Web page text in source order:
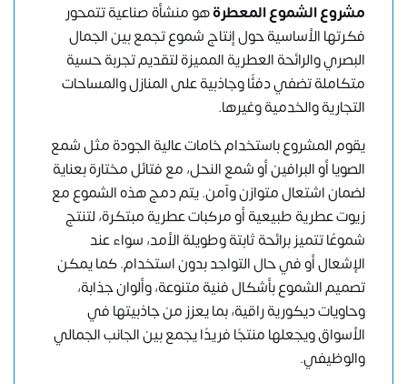
مشروع الشموع المعطرةهو منشأة صناعية تتمحور
فكرتها الأساسية حول إنتاج شموع تجمع بين الجمال
البصري والرائحة العطرية المميزة لتقديم تجربة حسية
متكاملة تضفي دفئًا وجاذبية على المنازل والمساحات
التجارية والخدمية وغيرها.
يقوم المشروع باستخدام خامات عالية الجودة مثل شمع
الصويا أو البرافين أو شمع النحل، مع فتائل مختارة بعناية
لضمان اشتعال متوازن وآمن. يتم دمج هذه الشموع مع
زيوت عطرية طبيعية أو مركبات عطرية مبتكرة، لتنتج
شموعًا تتميز برائحة ثابتة وطويلة الأمد، سواء عند
الإشعال أو في حال التواجد بدون استخدام. كما يمكن
تصميم الشموع بأشكال فنية متنوعة، وألوان جذابة،
وحاويات ديكورية راقية، بما يعزز من جاذبيتها في
الأسواق ويجعلها منتجًا فريدًا يجمع بين الجانب الجمالي
والوظيفي.